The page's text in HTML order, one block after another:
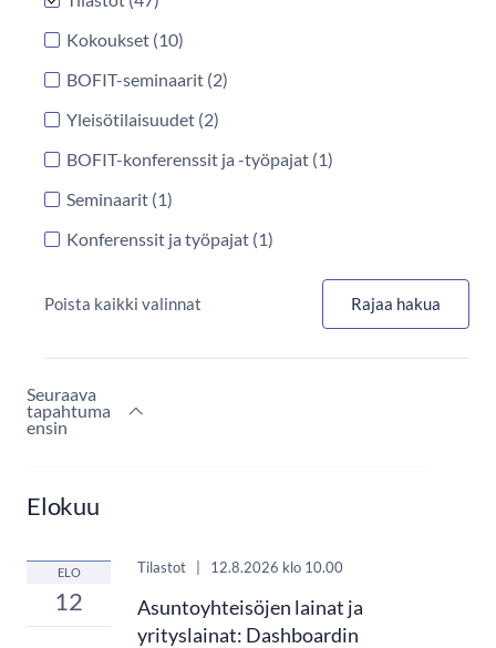
Kokoukset (10)
BOFIT-seminaarit (2)
Yleisötilaisuudet (2)
BOFIT-konferenssit ja -työpajat (1)
Seminaarit (1)
Konferenssit ja työpajat (1)
Poista kaikki valinnat Rajaa hakua
Seuraava
tapahtuma
ensin
Elokuu
ELO
12
Tilastot 12.8.2026 klo 10.00
Asuntoyhteisöjen lainat ja
yrityslainat: Dashboardin